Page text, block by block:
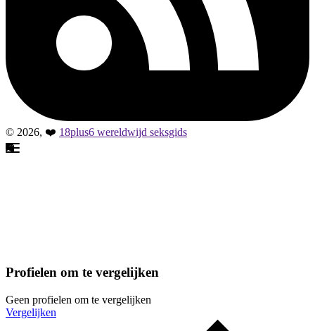
© 2026, ❤️ 18plus6 wereldwijd seksgids
Profielen om te vergelijken
Geen profielen om te vergelijken
Vergelijken